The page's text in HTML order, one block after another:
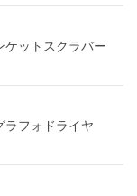
ケットスクラバー
ラフォドライヤ